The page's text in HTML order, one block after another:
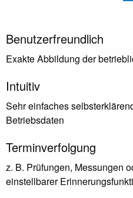
Benutzerfreundlich
Exakte Abbildung der
Intuitiv
Sehr einfaches
Betriebsdaten
Terminverfolgung
z. B. Prüfungen, Messungen
einstellbarer